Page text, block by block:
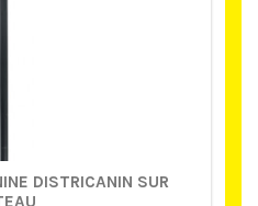
DISTRICANIN SUR